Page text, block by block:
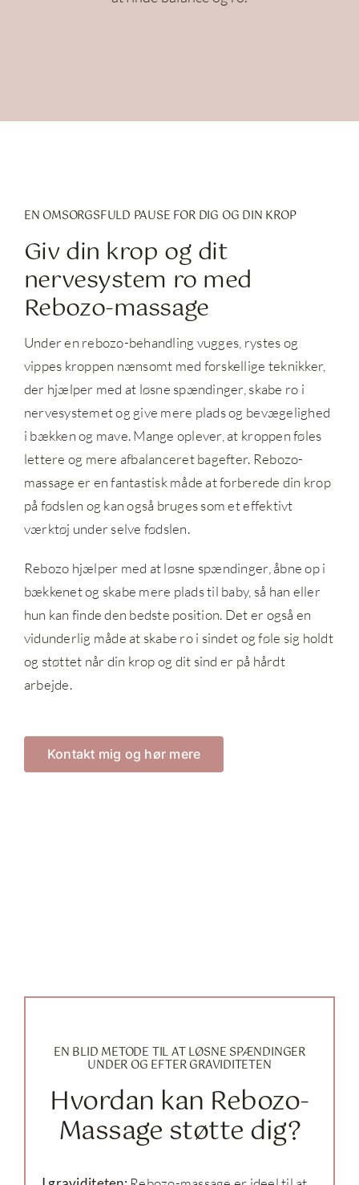
EN OMSORGSFULD PAUSE FOR DIG OG DIN KROP
Giv din krop og dit
nervesystem ro med
Rebozo-massage
Under en rebozo-behandling vugges, rystes og
vippes kroppen nænsomt med forskellige teknikker,
der hjælper med at løsne spændinger, skabe ro i
nervesystemet og give mere plads og bevægelighed
i bækken og mave. Mange oplever, at kroppen føles
lettere og mere afbalanceret bagefter. Rebozo-
massage er en fantastisk måde at forberede din krop
på fødslen og kan også bruges som et effektivt
værktøj under selve fødslen.
Rebozo hjælper med at løsne spændinger, åbne op i
bækkenet og skabe mere plads til baby, så han eller
hun kan finde den bedste position. Det er også en
vidunderlig måde at skabe ro i sindet og føle sig holdt
og støttet når din krop og dit sind er på hårdt
arbejde.
Kontakt mig og hør mere
EN BLID METODE TIL AT LØSNE SPÆNDINGER
UNDER OG EFTER GRAVIDITETEN
Hvordan kan Rebozo-
Massage støtte dig?